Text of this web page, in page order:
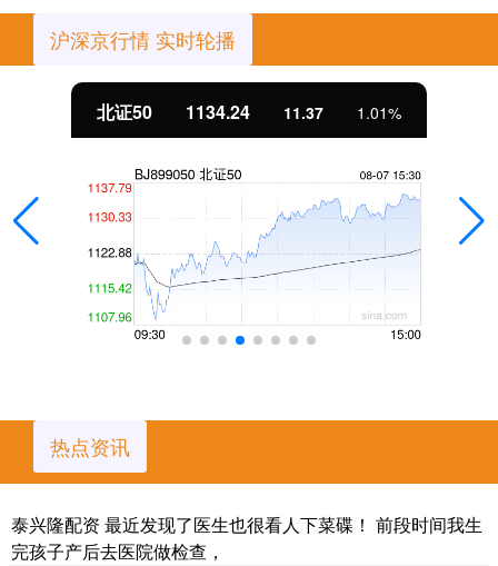
沪深京行情 实时轮播
北证50 1134.24 11.37 1.01%
热点资讯
泰兴隆配资 最近发现了医生也很看人下菜碟！ 前段时间我生
完孩子产后去医院做检查，